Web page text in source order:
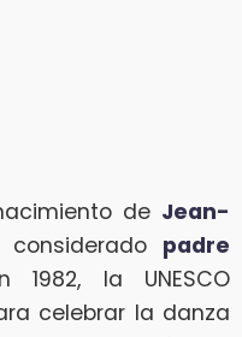
de Jean-
considerado padre
1982, la UNESCO
celebrar la danza